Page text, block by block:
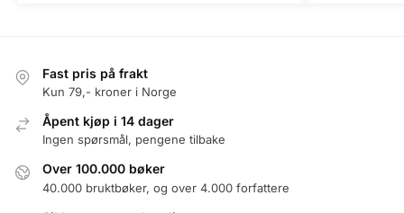
Fast pris på frakt
Kun 79,- kroner i Norge
Åpent kjøp i 14 dager
Ingen spørsmål, pengene tilbake
Over 100.000 bøker
40.000 bruktbøker, og over 4.000 forfattere